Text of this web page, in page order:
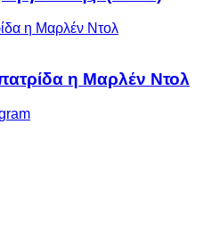
η Μαρλέν Ντολ